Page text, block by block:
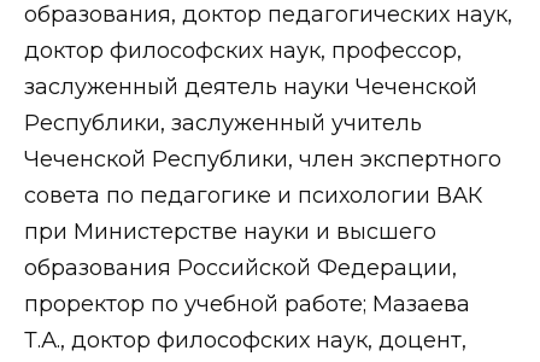
образования, доктор педагогических наук,
доктор философских наук, профессор,
заслуженный деятель науки Чеченской
Республики, заслуженный учитель
Чеченской Республики, член экспертного
совета по педагогике и психологии ВАК
при Министерстве науки и высшего
образования Российской Федерации,
проректор по учебной работе; Мазаева
Т.А., доктор философских наук, доцент,